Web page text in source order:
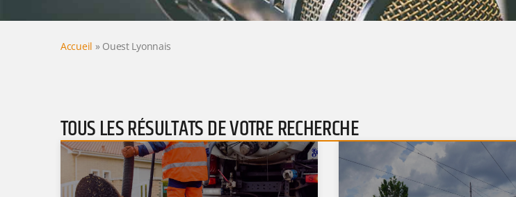
Accueil » Ouest Lyonnais
TOUS LES RÉSULTATS DE VOTRE RECHERCHE